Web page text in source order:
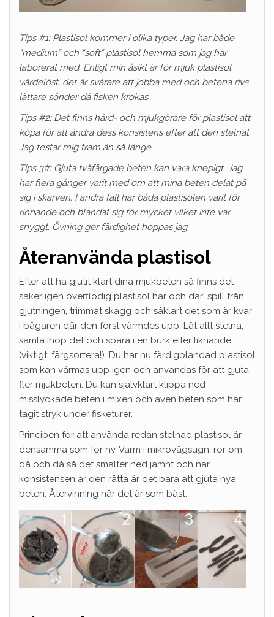
Tips #1: Plastisol kommer i olika typer. Jag har både
“medium” och “soft” plastisol hemma som jag har
laborerat med. Enligt min åsikt är för mjuk plastisol
värdelöst, det är svårare att jobba med och betena rivs
lättare sönder då fisken krokas.
Tips #2: Det finns hård- och mjukgörare för plastisol att
köpa för att ändra dess konsistens efter att den stelnat.
Jag testar mig fram än så länge.
Tips 3#: Gjuta tvåfärgade beten kan vara knepigt. Jag
har flera gånger varit med om att mina beten delat på
sig i skarven. I andra fall har båda plastisolen varit för
rinnande och blandat sig för mycket vilket inte var
snyggt. Övning ger färdighet hoppas jag.
Återanvända plastisol
Efter att ha gjutit klart dina mjukbeten så finns det
säkerligen överflödig plastisol här och där; spill från
gjutningen, trimmat skägg och såklart det som är kvar
i bägaren där den först värmdes upp. Låt allt stelna,
samla ihop det och spara i en burk eller liknande
(viktigt: färgsortera!). Du har nu färdigblandad plastisol
som kan värmas upp igen och användas för att gjuta
fler mjukbeten. Du kan självklart klippa ned
misslyckade beten i mixen och även beten som har
tagit stryk under fisketurer.
Principen för att använda redan stelnad plastisol är
densamma som för ny. Värm i mikrovågsugn, rör om
då och då så det smälter ned jämnt och när
konsistensen är den rätta är det bara att gjuta nya
beten. Återvinning när det är som bäst.